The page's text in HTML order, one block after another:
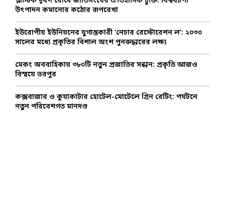
উৎপাদন কমানোর কঠোর রূপরেখা
ইউরোপীয় ইউনিয়নের যুগান্তকারী ‘নেচার রেস্টোরেশন ল’: ২০৩০
সালের মধ্যে প্রকৃতির বিশাল অংশ পুনরুদ্ধারের লক্ষ্য
মেকং অববাহিকায় ৩৮০টি নতুন প্রজাতির সন্ধান: প্রকৃতি আজও
বিস্ময়ে ভরপুর
কক্সবাজার ও কুয়াকাটার হোটেল-মোটেলে গ্রিন রেটিং: পর্যটনে
নতুন পরিবেশগত মানদণ্ড